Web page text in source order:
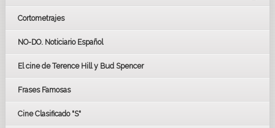
LOS OSCARS
GOYAS
BAFTA
Cortometrajes
NO-DO. Noticiario Español
El cine de Terence Hill y Bud Spencer
Frases Famosas
Cine Clasificado "S"